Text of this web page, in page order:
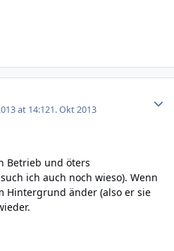
at 14:121. Okt 2013
Betrieb und öters
ich auch noch wieso). Wenn
Hintergrund änder (also er sie